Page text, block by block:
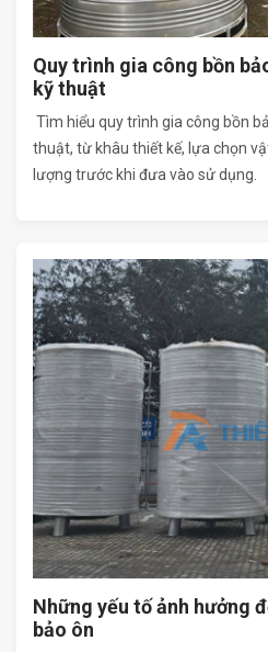
Quy trình gia công bồn
kỹ thuật
Tìm hiểu quy trình gia công bồn
thuật, từ khâu thiết kế, lựa chọn
lượng trước khi đưa vào sử dụng.
Những yếu tố ảnh hưởng
bảo ôn